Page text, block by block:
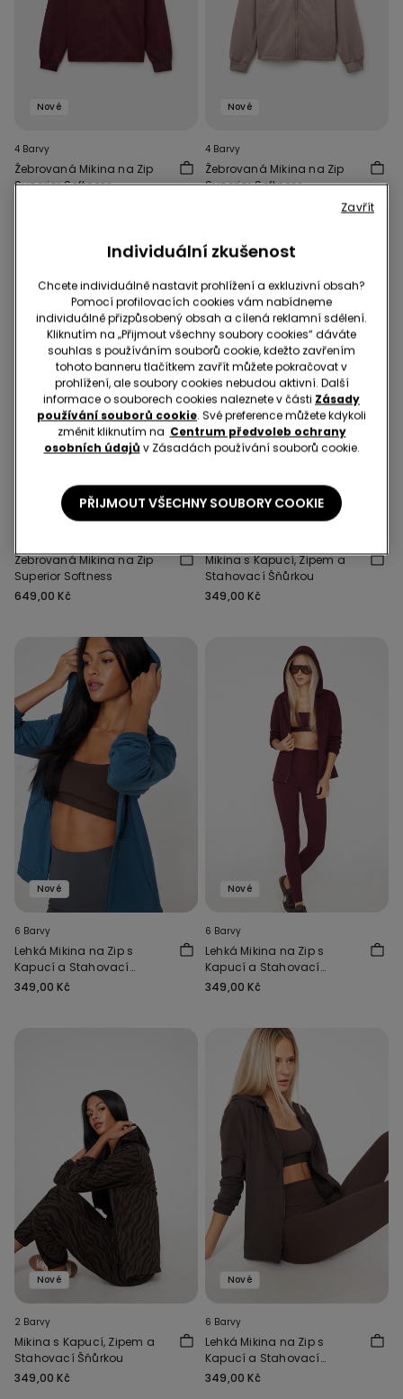
Nové
4 Barvy
Žebrovaná Mikina na Zip
Superior Softness
Nové
4 Barvy
Žebrovaná Mikina na Zip
Superior Softness
Žebrovaná Mikina na Zip
Superior Softness
649,00 Kč
Nové
Mikina s Kapucí, Zipem a
Stahovací Šňůrkou
349,00 Kč
Nové
6 Barvy
Lehká Mikina na Zip s
Kapucí a Stahovací
Šňůrkou
349,00 Kč
Nové
6 Barvy
Lehká Mikina na Zip s
Kapucí a Stahovací
Šňůrkou
349,00 Kč
Nové
2 Barvy
Mikina s Kapucí, Zipem a
Stahovací Šňůrkou
349,00 Kč
Nové
6 Barvy
Lehká Mikina na Zip s
Kapucí a Stahovací
Šňůrkou
349,00 Kč
Individuální zkušenost
Chcete individuálně nastavit prohlížení a exkluzivní obsah?
Pomocí profilovacích cookies vám nabídneme
individuálně přizpůsobený obsah a cílená reklamní sdělení.
Kliknutím na „Přijmout všechny soubory cookies“ dáváte
souhlas s používáním souborů cookie, kdežto zavřením
tohoto banneru tlačítkem zavřít můžete pokračovat v
prohlížení, ale soubory cookies nebudou aktivní. Další
informace o souborech cookies naleznete v části Zásady
používání souborů cookie. Své preference můžete kdykoli
změnit kliknutím na Centrum předvoleb ochrany
osobních údajů v Zásadách používání souborů cookie.
PŘIJMOUT VŠECHNY SOUBORY COOKIE
Zavřít